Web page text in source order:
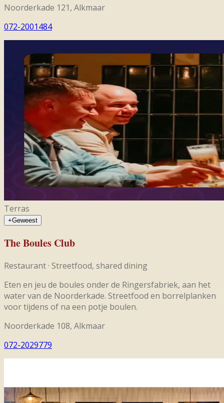
Noorderkade 121, Alkmaar
072-2001484
Terras
+Geweest
The Boules Club
Restaurant · Streetfood, shared dining
Eten en jeu de boules onder de Ringersfabriek, aan het
water van de Noorderkade. Streetfood en borrelplanken
voor tijdens of na een potje boulen.
Noorderkade 108, Alkmaar
072-2029779